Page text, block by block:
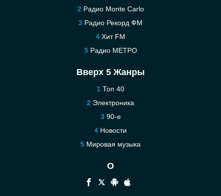
Радио Monte Carlo
Радио Рекорд ФМ
Хит FM
Радио МЕТРО
Вверх 5 Жанры
Топ 40
Электроника
90-е
Новости
Мировая музыка
О